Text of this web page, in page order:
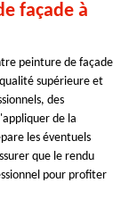
façade à
peinture de façade
supérieure et
des
de la
les éventuels
que le rendu
pour profiter